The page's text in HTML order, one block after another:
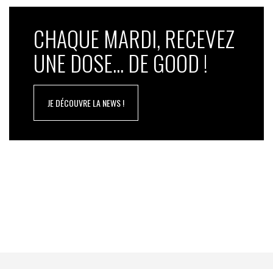
CHAQUE MARDI, RECEVEZ
UNE DOSE... DE GOOD !
JE DÉCOUVRE LA NEWS !